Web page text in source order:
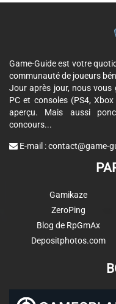
Game-Guide est votre
communauté de joueurs
Jour après jour, nous vous
PC et consoles (PS4,
aperçu. Mais aussi
concours...
E-mail :contact@game-
Gamikaze
ZeroPing
Blog de RpGmAx
Depositphotos.com